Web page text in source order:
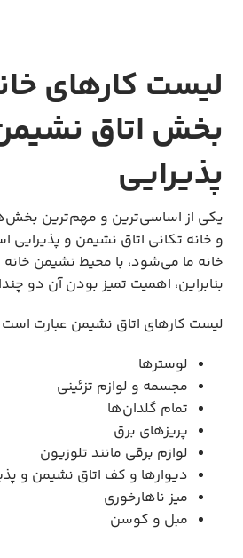
لیست کارهای
بخش اتاق
پذیرایی
یکی از اساسی‌ترین و مهم‌ترین
و خانه تکانی اتاق نشیمن و
خانه ما می‌شود، با محیط نشیمن
بنابراین، اهمیت تمیز بودن آن دو
لیست کارهای اتاق نشیمن عبارت است
لوسترها
مجسمه و لوازم تزئینی
تمام گلدان‌ها
پریزهای برق
لوازم برقی مانند تلوزیون
دیوارها و کف اتاق نشیمن و
میز ناهارخوری
مبل و کوسن